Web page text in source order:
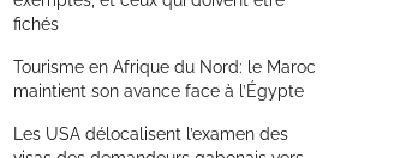
fichés
Tourisme en Afrique du Nord: le Maroc
maintient son avance face à l’Égypte
Les USA délocalisent l’examen des